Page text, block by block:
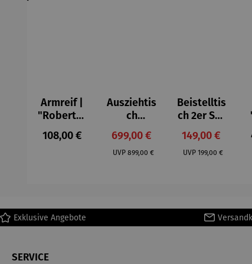
Armreif |
"Roberta"
– Anna
Mütz
Regulärer Preis:
108,00 €
Ausziehtis
ch
Aluminium
– Valor
Verkaufspreis:
699,00 €
UVP Regulärer Preis:
899,00 €
Beistelltis
ch 2er Set
– Dalias
Verkaufspreis:
149,00 €
UVP Regulärer Preis:
199,00 €
Exklusive Angebote
SERVICE